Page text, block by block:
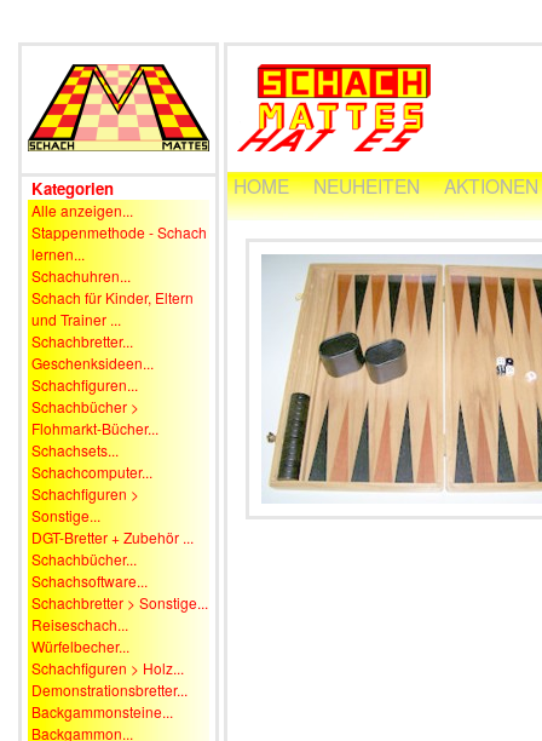
Kategorien
Alle anzeigen...
Stappenmethode - Schach
lernen...
Schachuhren...
Schach für Kinder, Eltern
und Trainer ...
Schachbretter...
Geschenksideen...
Schachfiguren...
Schachbücher >
Flohmarkt-Bücher...
Schachsets...
Schachcomputer...
Schachfiguren >
Sonstige...
DGT-Bretter + Zubehör ...
Schachbücher...
Schachsoftware...
Schachbretter > Sonstige...
Reiseschach...
Würfelbecher...
Schachfiguren > Holz...
Demonstrationsbretter...
Backgammonsteine...
Backgammon...
HOME NEUHEITEN AKTIONEN